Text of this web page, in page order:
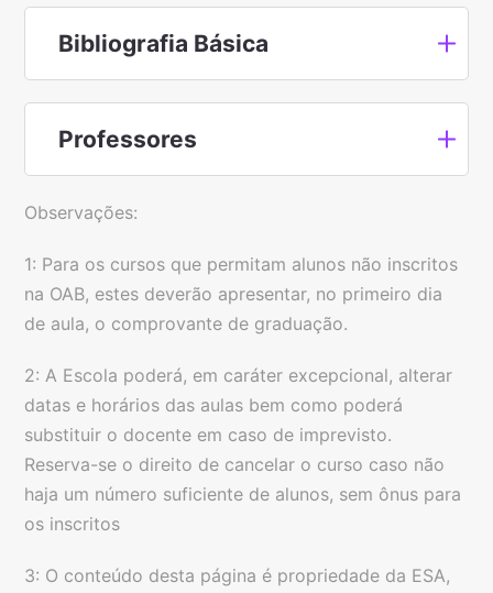
Bibliografia Básica
Professores
Observações:
1: Para os cursos que permitam alunos não inscritos
na OAB, estes deverão apresentar, no primeiro dia
de aula, o comprovante de graduação.
2: A Escola poderá, em caráter excepcional, alterar
datas e horários das aulas bem como poderá
substituir o docente em caso de imprevisto.
Reserva-se o direito de cancelar o curso caso não
haja um número suficiente de alunos, sem ônus para
os inscritos
3: O conteúdo desta página é propriedade da ESA,